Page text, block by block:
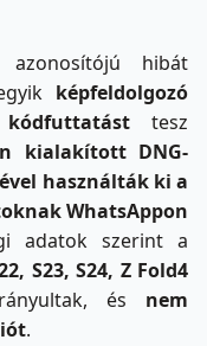
azonosítójú hibát
képfeldolgozó
kódfuttatásttesz
kialakított DNG-
használták ki a
WhatsAppon
adatok szerint a
S23, S24, Z Fold4
és nem
.